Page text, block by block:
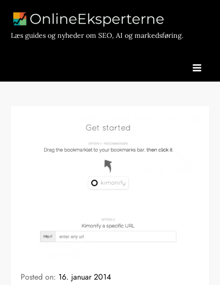
contentLæs guides og nyheder om SEO, AI og markedsføring.
Posted on: 16. januar 2014